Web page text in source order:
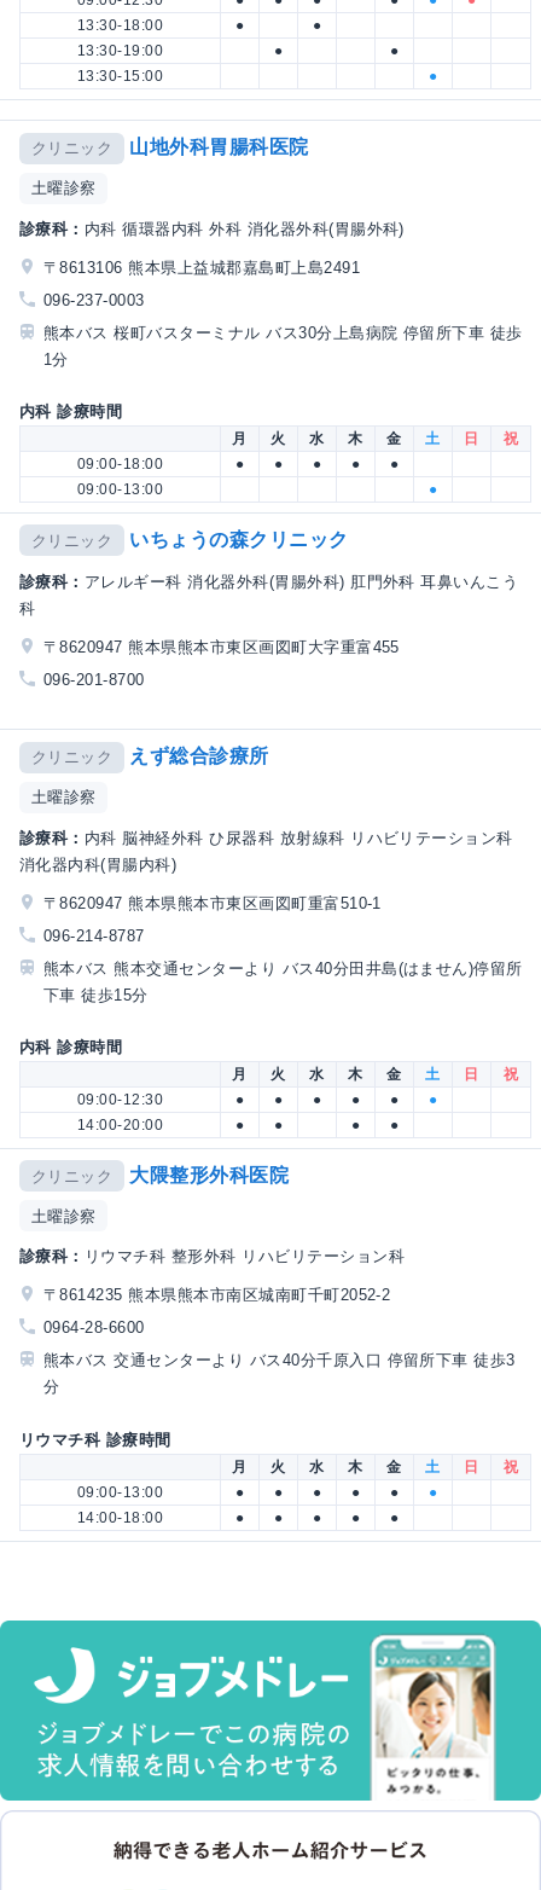
13:30-18:00
●
●
13:30-19:00
●
●
13:30-15:00
●
クリニック 山地外科胃腸科医院
土曜診察
診療科： 内科 循環器内科 外科 消化器外科(胃腸外科)
〒8613106 熊本県上益城郡嘉島町上島2491
096-237-0003
熊本バス 桜町バスターミナル バス30分上島病院 停留所下車 徒歩
1分
内科 診療時間
月 火 水 木 金 土 日
祝
09:00-18:00
● ● ● ●
●
09:00-13:00
●
クリニック いちょうの森クリニック
診療科： アレルギー科 消化器外科(胃腸外科) 肛門外科 耳鼻いんこう
科
〒8620947 熊本県熊本市東区画図町大字重富455
096-201-8700
クリニック えず総合診療所
土曜診察
診療科： 内科 脳神経外科 ひ尿器科 放射線科 リハビリテーション科
消化器内科(胃腸内科)
〒8620947 熊本県熊本市東区画図町重富510-1
096-214-8787
熊本バス 熊本交通センターより バス40分田井島(はません)停留所
下車 徒歩15分
内科 診療時間
月 火 水 木 金 土 日
祝
09:00-12:30
● ● ● ● ●
●
14:00-20:00
● ● ● ●
クリニック 大隈整形外科医院
土曜診察
診療科： リウマチ科 整形外科 リハビリテーション科
〒8614235 熊本県熊本市南区城南町千町2052-2
0964-28-6600
熊本バス 交通センターより バス40分千原入口 停留所下車 徒歩3
分
リウマチ科 診療時間
月 火 水 木 金 土 日
祝
09:00-13:00
● ● ● ● ●
●
14:00-18:00
● ● ● ● ●